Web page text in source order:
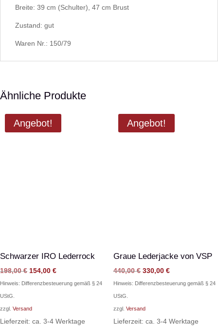
Breite: 39 cm (Schulter), 47 cm Brust
Zustand: gut
Waren Nr.: 150/79
Ähnliche Produkte
Angebot!
Schwarzer IRO Lederrock
198,00€ Ursprünglicher
Preis
198,00 €
154,00 €Aktueller
Preis
Hinweis: Differenzbesteuerung gemäß § 24
UStG.
zzgl. Versand
Lieferzeit: ca. 3-4 Werktage
Angebot!
Graue Lederjacke von VSP
440,00€ Ursprünglicher
Preis
440,00 €
330,00 €Aktueller
Preis
Hinweis: Differenzbesteuerung gemäß § 24
UStG.
zzgl. Versand
Lieferzeit: ca. 3-4 Werktage